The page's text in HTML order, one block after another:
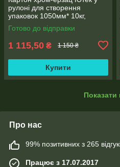
рулоні для створення
упаковок 1050мм* 10кг,
щільність 420г/м2, товщина
картону 0,6 мм
Готово до відправки
1 115,50 ₴ 1 150 ₴
Купити
Показати
Про нас
99% позитивних з 265
Працює з 17.07.2017